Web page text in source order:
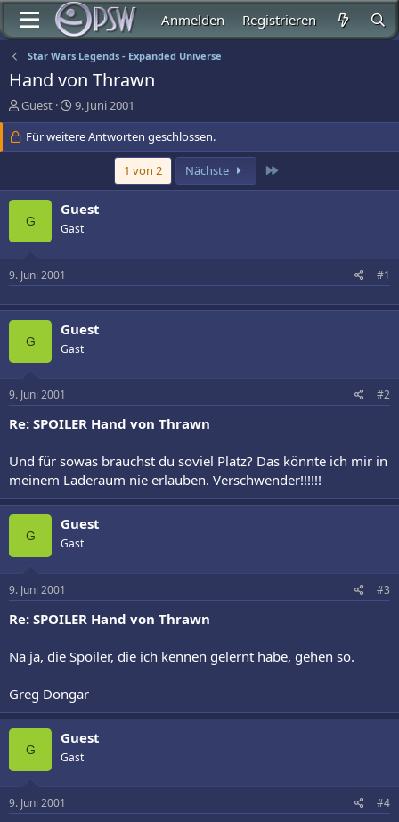
Anmelden Registrieren
Star Wars Legends - Expanded Universe
Hand von Thrawn
E
r
s
t
l
e
Guest
E
r
s
t
t
a
9. Juni 2001
Für weitere Antworten geschlossen.
1 von 2 Nächste
G
Guest
Gast
9. Juni 2001 #1
G
Guest
Gast
9. Juni 2001 #2
Re: SPOILER Hand von Thrawn
Und für sowas brauchst du soviel Platz? Das könnte ich mir in
meinem Laderaum nie erlauben. Verschwender!!!!!!
G
Guest
Gast
9. Juni 2001 #3
Re: SPOILER Hand von Thrawn
Na ja, die Spoiler, die ich kennen gelernt habe, gehen so.
Greg Dongar
G
Guest
Gast
9. Juni 2001 #4